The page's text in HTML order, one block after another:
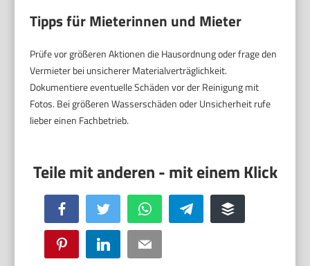
Tipps für Mieterinnen und Mieter
Prüfe vor größeren Aktionen die Hausordnung oder frage den
Vermieter bei unsicherer Materialverträglichkeit.
Dokumentiere eventuelle Schäden vor der Reinigung mit
Fotos. Bei größeren Wasserschäden oder Unsicherheit rufe
lieber einen Fachbetrieb.
Facebook Twitter WhatsApp Telegram Buffer
Pinterest LinkedIn Email